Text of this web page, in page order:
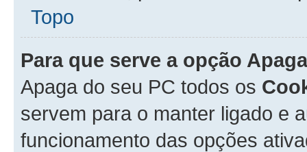
Topo
Para que serve a opção
Apaga do seu PC todos os
servem para o manter ligado e
funcionamento das opções